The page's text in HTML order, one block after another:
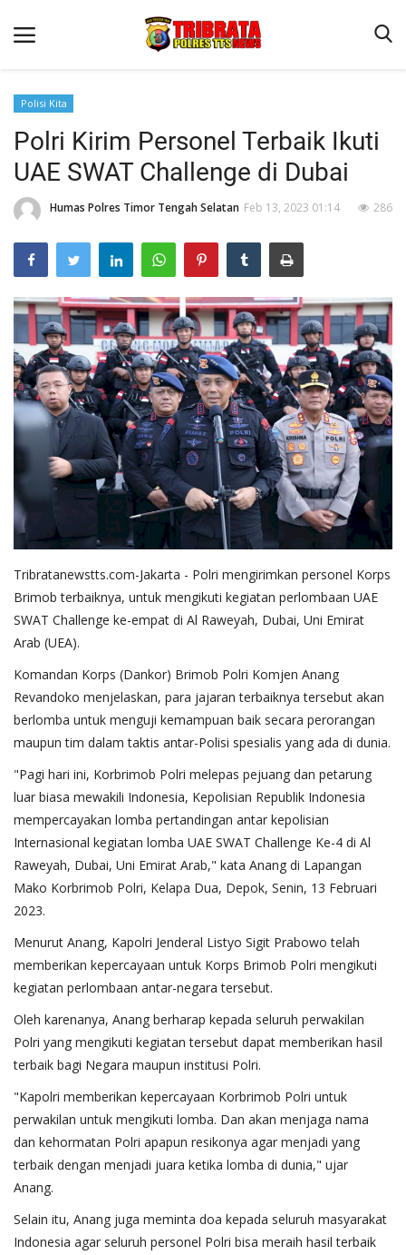
Beranda
Terms & Conditions
Reskrim
Binkam
Lantas
Giat Ops
Polisi Kita
Jurnal Kamtibmas
Polisi Kita
Polri Kirim Personel Terbaik Ikuti
UAE SWAT Challenge di Dubai
Humas Polres Timor Tengah Selatan Feb 13, 2023 01:14 286
Tribratanewstts.com-Jakarta - Polri mengirimkan personel Korps
Brimob terbaiknya, untuk mengikuti kegiatan perlombaan UAE
SWAT Challenge ke-empat di Al Raweyah, Dubai, Uni Emirat
Arab (UEA).
Komandan Korps (Dankor) Brimob Polri Komjen Anang
Revandoko menjelaskan, para jajaran terbaiknya tersebut akan
berlomba untuk menguji kemampuan baik secara perorangan
maupun tim dalam taktis antar-Polisi spesialis yang ada di dunia.
"Pagi hari ini, Korbrimob Polri melepas pejuang dan petarung
luar biasa mewakili Indonesia, Kepolisian Republik Indonesia
mempercayakan lomba pertandingan antar kepolisian
Internasional kegiatan lomba UAE SWAT Challenge Ke-4 di Al
Raweyah, Dubai, Uni Emirat Arab," kata Anang di Lapangan
Mako Korbrimob Polri, Kelapa Dua, Depok, Senin, 13 Februari
2023.
Menurut Anang, Kapolri Jenderal Listyo Sigit Prabowo telah
memberikan kepercayaan untuk Korps Brimob Polri mengikuti
kegiatan perlombaan antar-negara tersebut.
Oleh karenanya, Anang berharap kepada seluruh perwakilan
Polri yang mengikuti kegiatan tersebut dapat memberikan hasil
terbaik bagi Negara maupun institusi Polri.
"Kapolri memberikan kepercayaan Korbrimob Polri untuk
perwakilan untuk mengikuti lomba. Dan akan menjaga nama
dan kehormatan Polri apapun resikonya agar menjadi yang
terbaik dengan menjadi juara ketika lomba di dunia," ujar
Anang.
Selain itu, Anang juga meminta doa kepada seluruh masyarakat
Indonesia agar seluruh personel Polri bisa meraih hasil terbaik